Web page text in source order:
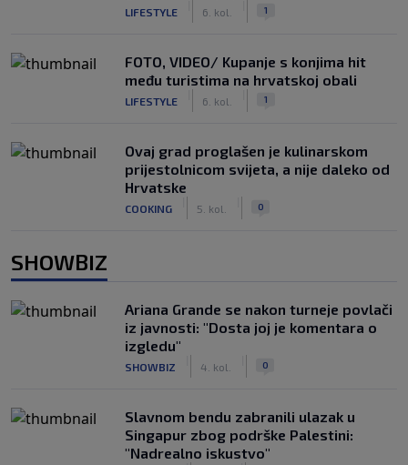
LIFESTYLE 6. kol. 1
FOTO, VIDEO/ Kupanje s konjima hit
među turistima na hrvatskoj obali
LIFESTYLE 6. kol. 1
Ovaj grad proglašen je kulinarskom
prijestolnicom svijeta, a nije daleko od
Hrvatske
COOKING 5. kol. 0
SHOWBIZ
Ariana Grande se nakon turneje povlači
iz javnosti: "Dosta joj je komentara o
izgledu"
SHOWBIZ 4. kol. 0
Slavnom bendu zabranili ulazak u
Singapur zbog podrške Palestini:
"Nadrealno iskustvo"